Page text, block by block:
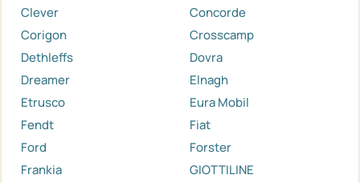
Clever
Concorde
Corigon
Crosscamp
Dethleffs
Dovra
Dreamer
Elnagh
Etrusco
Eura Mobil
Fendt
Fiat
Ford
Forster
Frankia
GIOTTILINE